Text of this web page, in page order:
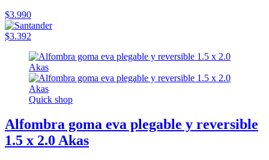
$3.990
$3.392
Quick shop
Alfombra goma eva plegable y reversible
1.5 x 2.0 Akas